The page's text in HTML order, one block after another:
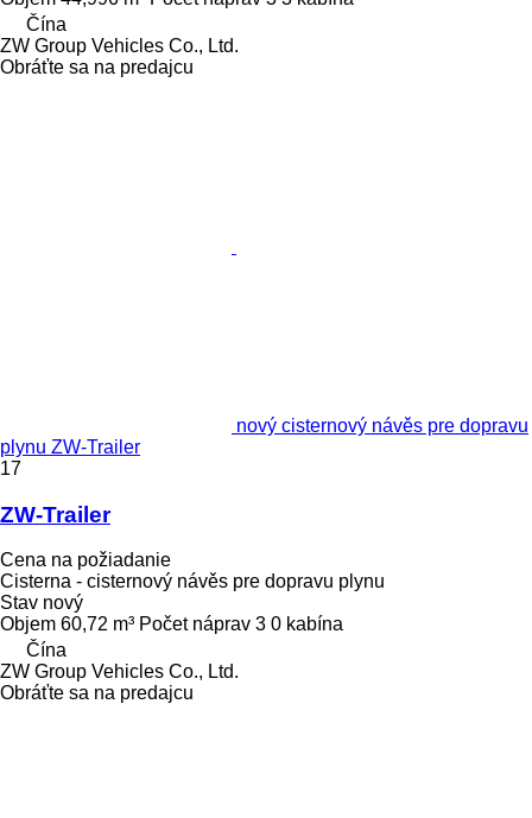
Čína
ZW Group Vehicles Co., Ltd.
Obráťte sa na predajcu
nový cisternový návěs pre dopravu
plynu ZW-Trailer
17
ZW-Trailer
Cena na požiadanie
Cisterna - cisternový návěs pre dopravu plynu
Stav nový
Objem 60,72 m³ Počet náprav 3 0 kabína
Čína
ZW Group Vehicles Co., Ltd.
Obráťte sa na predajcu